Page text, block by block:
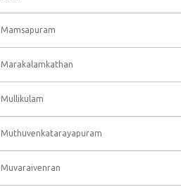
Mamsapuram
Marakalamkathan
Mullikulam
Muthuvenkatarayapuram
Muvaraivenran